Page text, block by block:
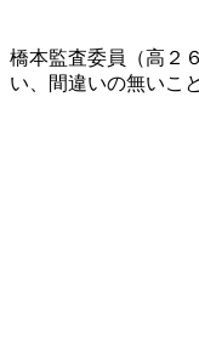
橋本監査委員（高２
い、間違いの無いこ